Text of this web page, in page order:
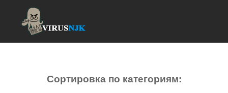
Сортировка по категориям: